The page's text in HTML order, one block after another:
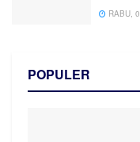
RABU,
POPULER